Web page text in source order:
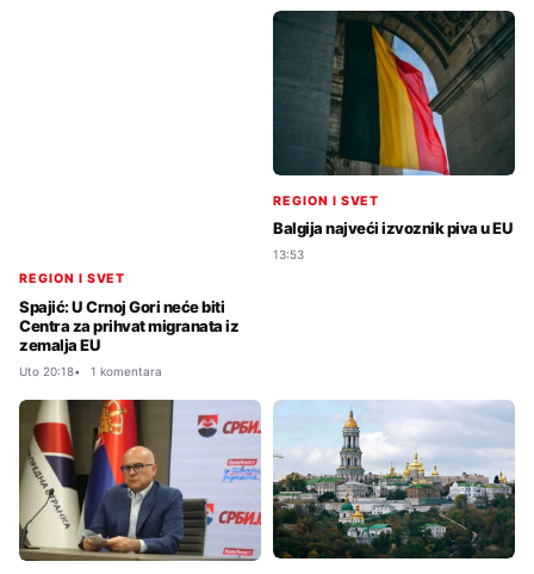
REGION I SVET
Spajić: U Crnoj Gori neće biti
Centra za prihvat migranata iz
zemalja EU
Uto 20:18 1 komentara
REGION I SVET
Balgija najveći izvoznik piva u EU
13:53